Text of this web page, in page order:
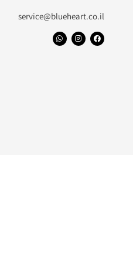
service@blueheart.co.il